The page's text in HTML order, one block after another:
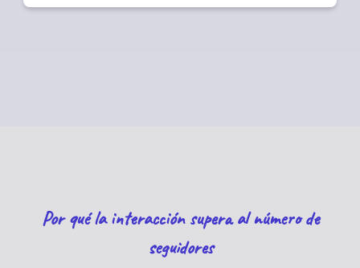
Por qué la interacción supera al número de
seguidores